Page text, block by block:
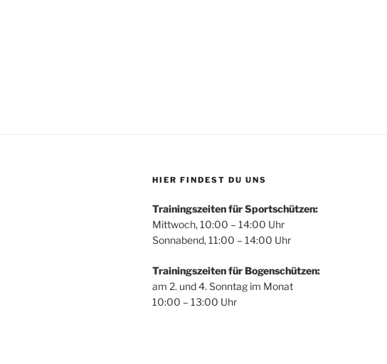
HIER FINDEST DU UNS
Trainingszeiten für Sportschützen:
Mittwoch, 10:00 – 14:00 Uhr
Sonnabend, 11:00 – 14:00 Uhr
Trainingszeiten für Bogenschützen:
am 2. und 4. Sonntag im Monat
10:00 – 13:00 Uhr